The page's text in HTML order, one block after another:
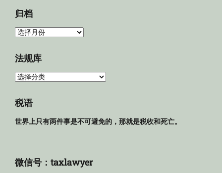
归档
归
法规库
法
库
税语
世界上只有两件事是不可避免的，那就是税收和死亡。
微信号：taxlawyer